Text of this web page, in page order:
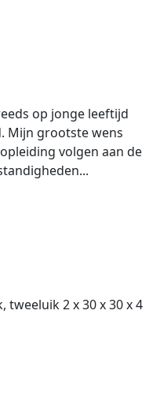
op jonge leeftijd
Mijn grootste wens
volgen aan de
2 x 30 x 30 x 4